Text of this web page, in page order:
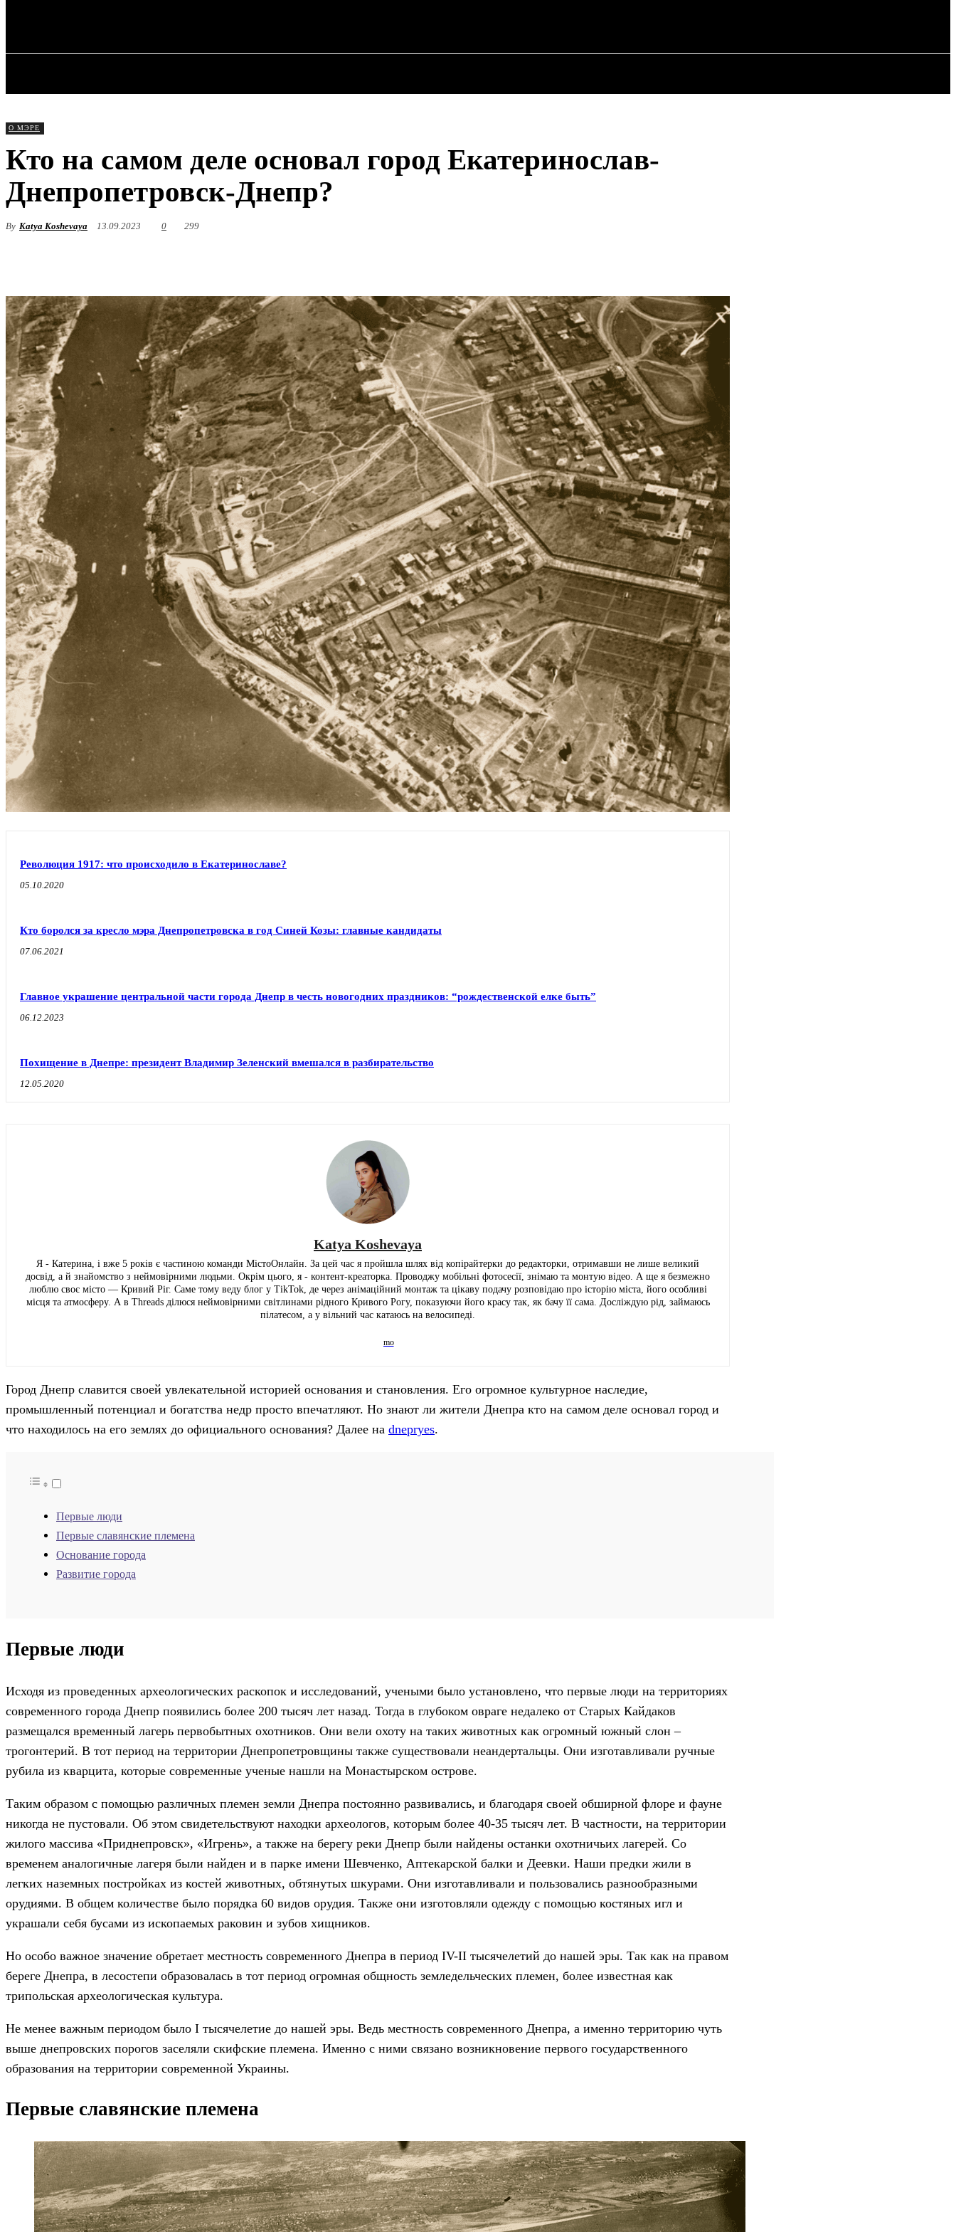
О МЭРЕ
Кто на самом деле основал город Екатеринослав-
Днепропетровск-Днепр?
By Katya Koshevaya 13.09.2023 0 299
Революция 1917: что происходило в Екатеринославе?
05.10.2020
Кто боролся за кресло мэра Днепропетровска в год Синей Козы: главные кандидаты
07.06.2021
Главное украшение центральной части города Днепр в честь новогодних праздников: “рождественской елке быть”
06.12.2023
Похищение в Днепре: президент Владимир Зеленский вмешался в разбирательство
12.05.2020
Katya Koshevaya
Я - Катерина, і вже 5 років є частиною команди МістоОнлайн. За цей час я пройшла шлях від копірайтерки до редакторки, отримавши не лише великий
досвід, а й знайомство з неймовірними людьми. Окрім цього, я - контент-креаторка. Проводжу мобільні фотосесії, знімаю та монтую відео. А ще я безмежно
люблю своє місто — Кривий Ріг. Саме тому веду блог у TikTok, де через анімаційний монтаж та цікаву подачу розповідаю про історію міста, його особливі
місця та атмосферу. А в Threads ділюся неймовірними світлинами рідного Кривого Рогу, показуючи його красу так, як бачу її сама. Досліждую рід, займаюсь
пілатесом, а у вільний час катаюсь на велосипеді.
Город Днепр славится своей увлекательной историей основания и становления. Его огромное культурное наследие,
промышленный потенциал и богатства недр просто впечатляют. Но знают ли жители Днепра кто на самом деле основал город и
что находилось на его землях до официального основания? Далее на dnepryes.
Первые люди
Первые славянские племена
Основание города
Развитие города
Первые люди
Исходя из проведенных археологических раскопок и исследований, учеными было установлено, что первые люди на территориях
современного города Днепр появились более 200 тысяч лет назад. Тогда в глубоком овраге недалеко от Старых Кайдаков
размещался временный лагерь первобытных охотников. Они вели охоту на таких животных как огромный южный слон –
трогонтерий. В тот период на территории Днепропетровщины также существовали неандертальцы. Они изготавливали ручные
рубила из кварцита, которые современные ученые нашли на Монастырском острове.
Таким образом с помощью различных племен земли Днепра постоянно развивались, и благодаря своей обширной флоре и фауне
никогда не пустовали. Об этом свидетельствуют находки археологов, которым более 40-35 тысяч лет. В частности, на территории
жилого массива «Приднепровск», «Игрень», а также на берегу реки Днепр были найдены останки охотничьих лагерей. Со
временем аналогичные лагеря были найден и в парке имени Шевченко, Аптекарской балки и Деевки. Наши предки жили в
легких наземных постройках из костей животных, обтянутых шкурами. Они изготавливали и пользовались разнообразными
орудиями. В общем количестве было порядка 60 видов орудия. Также они изготовляли одежду с помощью костяных игл и
украшали себя бусами из ископаемых раковин и зубов хищников.
Но особо важное значение обретает местность современного Днепра в период IV-II тысячелетий до нашей эры. Так как на правом
береге Днепра, в лесостепи образовалась в тот период огромная общность земледельческих племен, более известная как
трипольская археологическая культура.
Не менее важным периодом было I тысячелетие до нашей эры. Ведь местность современного Днепра, а именно территорию чуть
выше днепровских порогов заселяли скифские племена. Именно с ними связано возникновение первого государственного
образования на территории современной Украины.
Первые славянские племена